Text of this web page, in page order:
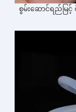
စွမ်းဆောင်ရည်မြင့်